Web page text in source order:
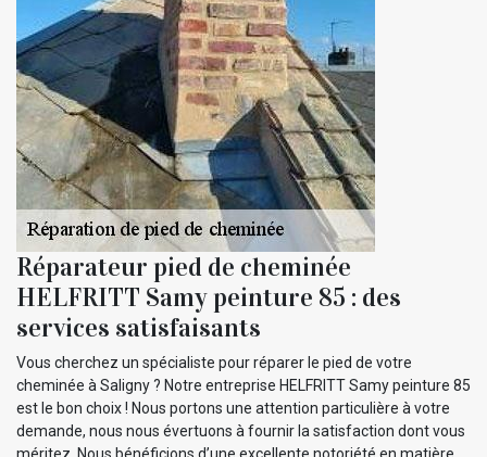
Réparateur pied de cheminée
HELFRITT Samy peinture 85 : des
services satisfaisants
Vous cherchez un spécialiste pour réparer le pied de votre
cheminée à Saligny ? Notre entreprise HELFRITT Samy peinture 85
est le bon choix ! Nous portons une attention particulière à votre
demande, nous nous évertuons à fournir la satisfaction dont vous
méritez. Nous bénéficions d’une excellente notoriété en matière